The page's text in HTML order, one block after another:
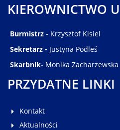
KIEROWNICTWO
Burmistrz - Krzysztof Kisiel
Sekretarz - Justyna Podleś
Skarbnik- Monika Zacharzewska
PRZYDATNE LINKI
Kontakt
Aktualności